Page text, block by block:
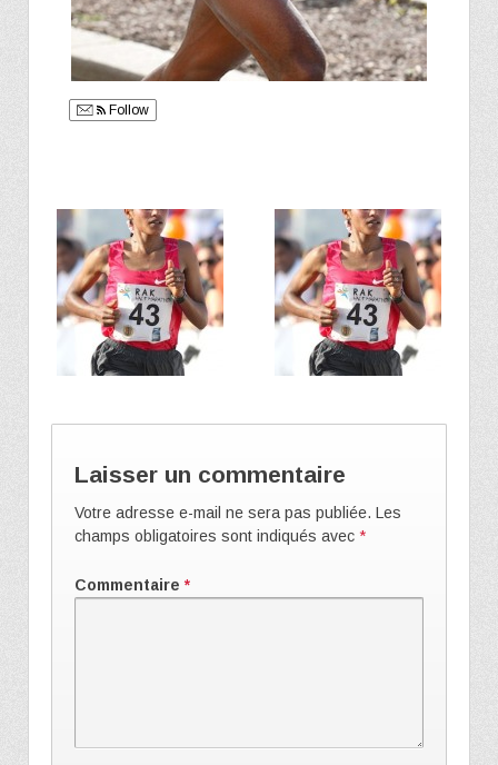
Follow
Laisser un commentaire
Votre adresse e-mail ne sera pas publiée. Les
champs obligatoires sont indiqués avec *
Commentaire *